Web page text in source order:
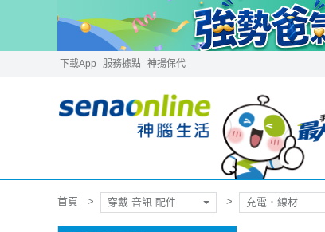
下載App 服務據點 神揚保代
首頁 穿戴 音訊 配件 充電．線材